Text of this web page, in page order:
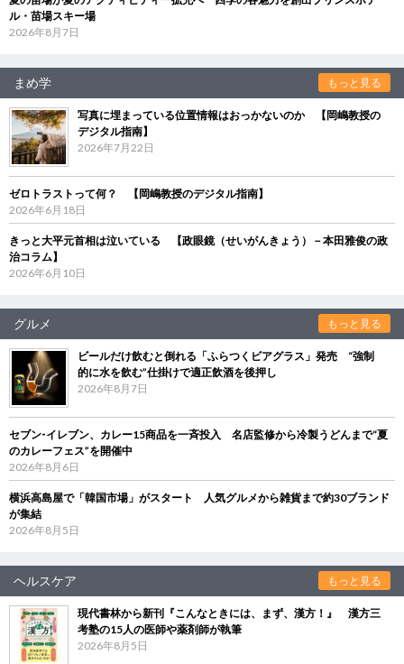
ル・苗場スキー場
2026年8月7日
まめ学 もっと見る
写真に埋まっている位置情報はおっかないのか 【岡嶋教授の
デジタル指南】
2026年7月22日
ゼロトラストって何？ 【岡嶋教授のデジタル指南】
2026年6月18日
きっと大平元首相は泣いている 【政眼鏡（せいがんきょう）－本田雅俊の政
治コラム】
2026年6月10日
グルメ もっと見る
ビールだけ飲むと倒れる「ふらつくビアグラス」発売 “強制
的に水を飲む”仕掛けで適正飲酒を後押し
2026年8月7日
セブン‐イレブン、カレー15商品を一斉投入 名店監修から冷製うどんまで“夏
のカレーフェス”を開催中
2026年8月6日
横浜高島屋で「韓国市場」がスタート 人気グルメから雑貨まで約30ブランド
が集結
2026年8月5日
ヘルスケア もっと見る
現代書林から新刊『こんなときには、まず、漢方！』 漢方三
考塾の15人の医師や薬剤師が執筆
2026年8月5日